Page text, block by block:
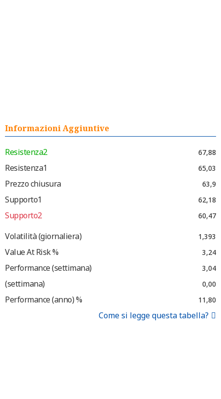
Informazioni Aggiuntive
Resistenza2 67,88
Resistenza1 65,03
Prezzo chiusura 63,9
Supporto1 62,18
Supporto2 60,47
Volatilità (giornaliera) 1,393
Value At Risk % 3,24
Performance (settimana) 3,04
(settimana) 0,00
Performance (anno) % 11,80
Come si legge questa tabella?